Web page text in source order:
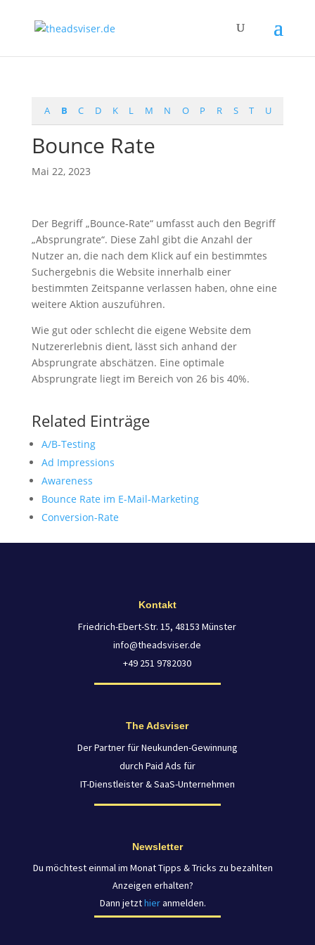
A B C D K L M N O P R S T U
Bounce Rate
Mai 22, 2023
Der Begriff „Bounce-Rate“ umfasst auch den Begriff
„Absprungrate“. Diese Zahl gibt die Anzahl der
Nutzer an, die nach dem Klick auf ein bestimmtes
Suchergebnis die Website innerhalb einer
bestimmten Zeitspanne verlassen haben, ohne eine
weitere Aktion auszuführen.
Wie gut oder schlecht die eigene Website dem
Nutzererlebnis dient, lässt sich anhand der
Absprungrate abschätzen. Eine optimale
Absprungrate liegt im Bereich von 26 bis 40%.
Related Einträge
A/B-Testing
Ad Impressions
Awareness
Bounce Rate im E-Mail-Marketing
Conversion-Rate
Kontakt
Friedrich-Ebert-Str. 15, 48153 Münster
info@theadsviser.de
+49 251 9782030
The Adsviser
Der Partner für Neukunden-Gewinnung
durch Paid Ads für
IT-Dienstleister & SaaS-Unternehmen
Newsletter
Du möchtest einmal im Monat Tipps & Tricks zu bezahlten
Anzeigen erhalten?
Dann jetzthieranmelden.